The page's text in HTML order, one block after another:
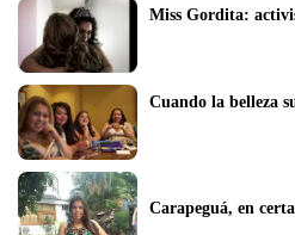
Miss Gordita:
Cuando la belleza
Carapeguá, en